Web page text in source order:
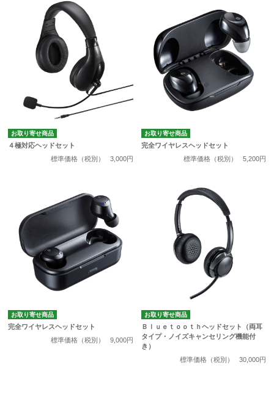
お取り寄せ商品
４極対応ヘッドセット
標準価格（税別）
3,000円
お取り寄せ商品
完全ワイヤレスヘッドセット
標準価格（税別）
5,200円
お取り寄せ商品
完全ワイヤレスヘッドセット
標準価格（税別）
9,000円
お取り寄せ商品
Ｂｌｕｅｔｏｏｔｈヘッドセット（両耳
タイプ・ノイズキャンセリング機能付
き）
標準価格（税別）
30,000円